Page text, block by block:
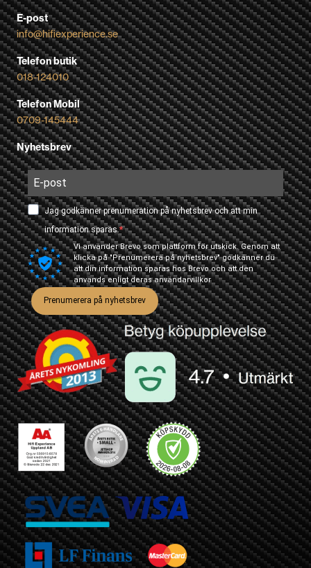
E-post
info@hifiexperience.se
Telefon butik
018-124010
Telefon Mobil
0709-145444
Nyhetsbrev
Jag godkänner prenumeration på nyhetsbrev och att min
information sparas.
Vi använder Brevo som plattform för utskick. Genom att
klicka på "Prenumerera på nyhetsbrev" godkänner du
att din information sparas hos Brevo och att den
används enligt derasanvändarvillkor
Prenumerera på nyhetsbrev